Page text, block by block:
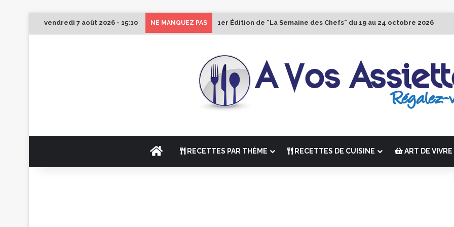
vendredi 7 août 2026 - 15:10 NE MANQUEZ PAS 1er Édition de “La Semaine des Chefs” du 19 au 24 octobre 2026
ACCUEILRECETTES PAR THÈME RECETTES DE CUISINE ART DE VIVRE